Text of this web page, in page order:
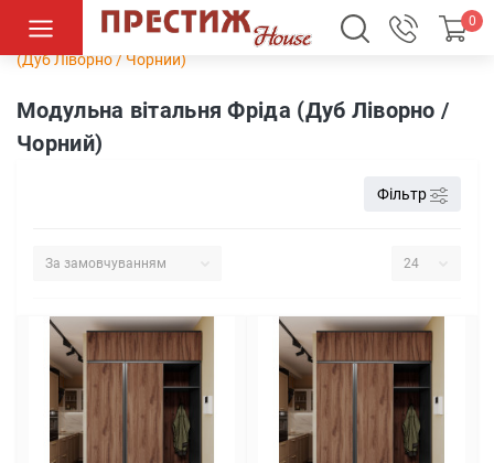
0
Вітальні Модульні вітальні
Модульна вітальня Фріда
(Дуб Ліворно / Чорний)
Модульна вітальня Фріда (Дуб Ліворно /
Чорний)
Фільтр